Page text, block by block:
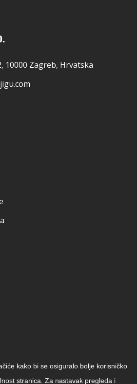
10000 Zagreb, Hrvatska
kako bi se osiguralo bolje korisničko
stranica. Za nastavak pregleda i